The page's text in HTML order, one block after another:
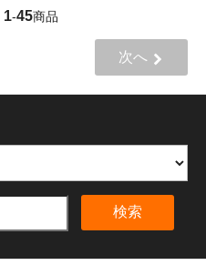
1-45商品
次へ
検索